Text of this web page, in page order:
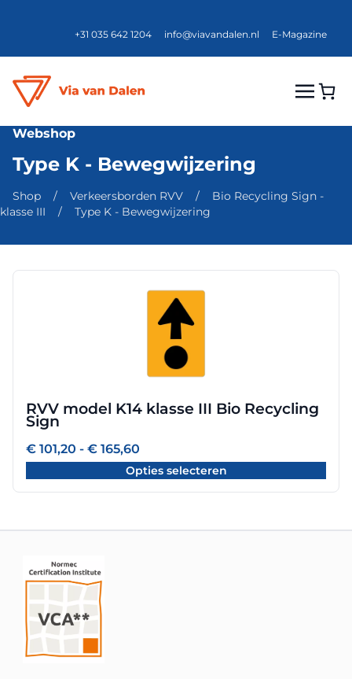
+31 035 642 1204 info@viavandalen.nl E-Magazine
Webshop
Type K - Bewegwijzering
Shop / Verkeersborden RVV /
Bio Recycling Sign -
klasse III
/ Type K - Bewegwijzering
RVV model K14 klasse III Bio Recycling
Sign
€ 101,20 - € 165,60
€ 101,20
tot
Opties selecteren
kan
gekozen
worden
op
de